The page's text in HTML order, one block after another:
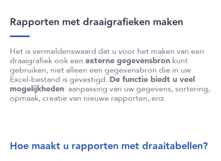
Rapporten met draaigrafieken maken
Het is vermeldenswaard dat u voor het maken van een
draaigrafiek ook een externe gegevensbron kunt
gebruiken, niet alleen een gegevensbron die in uw
Excel-bestand is gevestigd. De functie biedt u veel
mogelijkheden: aanpassing van uw gegevens, sortering,
opmaak, creatie van nieuwe rapporten, enz.
Hoe maakt u rapporten met draaitabellen?